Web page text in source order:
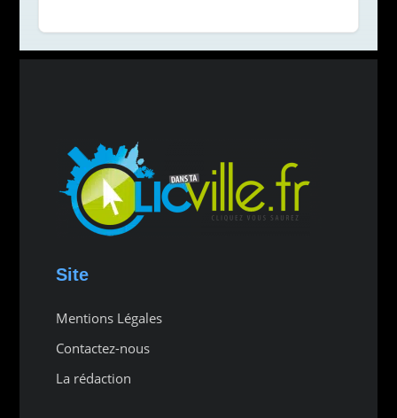
Site
Mentions Légales
Contactez-nous
La rédaction